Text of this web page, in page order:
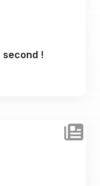
second !